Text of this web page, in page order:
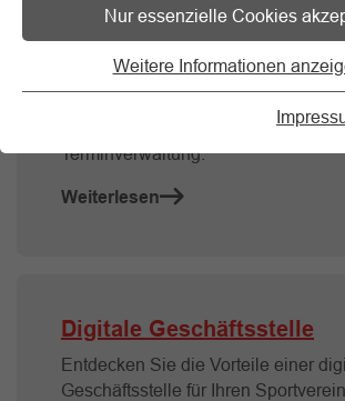
Nur essenzielle Cookies
Weitere Informationen
Vereinsmanagement
regelmäßige Verwaltungsarbeit auf
Mitgliederverwaltung,
Terminverwaltung.
Weiterlesen
Digitale Geschäftsstelle
Entdecken Sie die Vorteile einer
Geschäftsstelle für Ihren